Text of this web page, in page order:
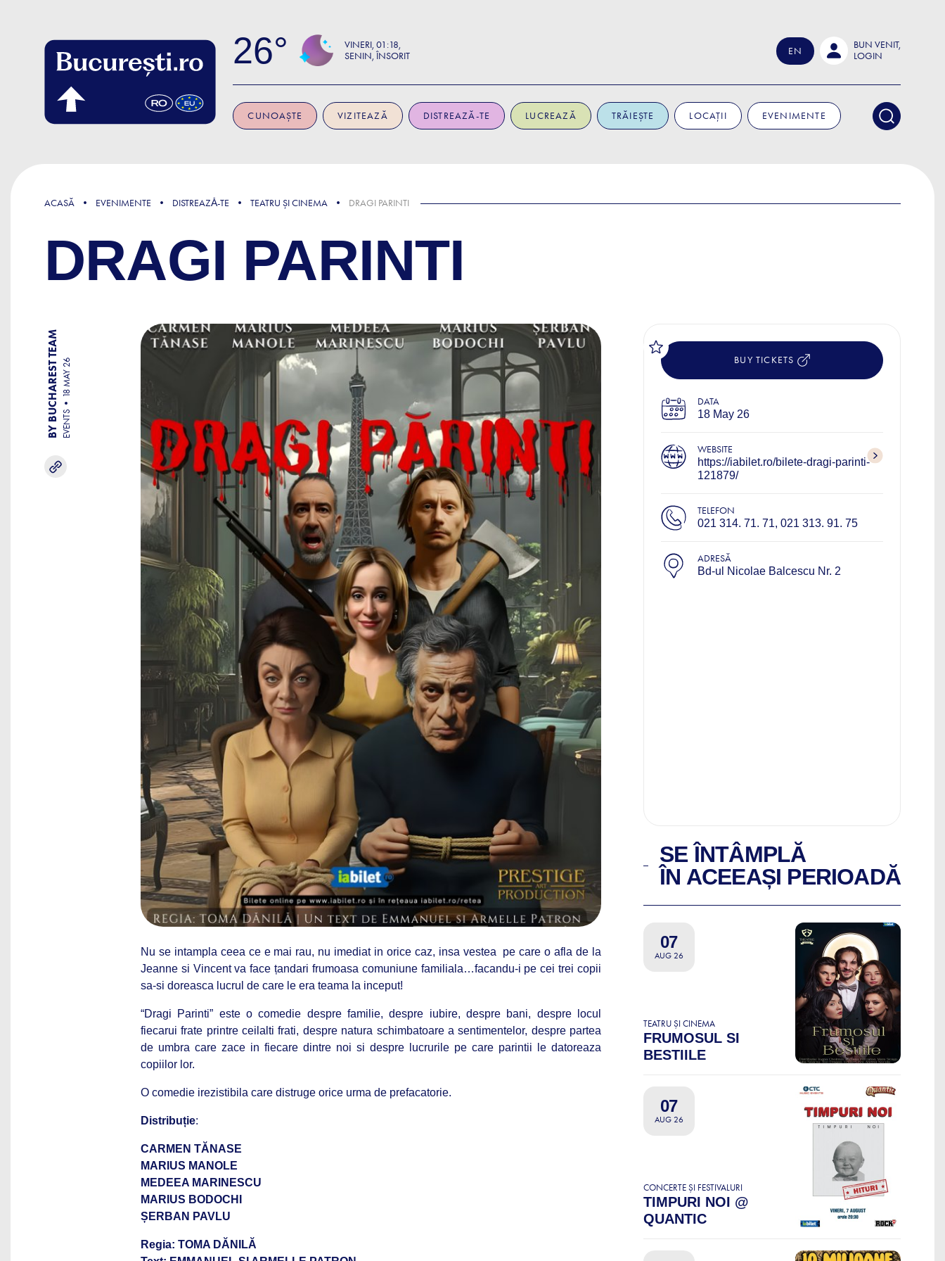
26 VINERI 01:18
SENIN, ÎNSORIT
EN
BUN VENIT,
LOGIN
CUNOAȘTE VIZITEAZĂ DISTREAZĂ-TE LUCREAZĂ TRĂIEȘTE LOCAȚII EVENIMENTE
ACASĂ EVENIMENTE DISTREAZǍ-TE TEATRU ȘI CINEMA DRAGI PARINTI
DRAGI PARINTI
BY BUCHAREST TEAM EVENTS
18 MAY 26
Nu se intampla ceea ce e mai rau, nu imediat in orice caz, insa vestea pe care o afla de la
Jeanne si Vincent va face țandari frumoasa comuniune familiala…facandu-i pe cei trei copii
sa-si doreasca lucrul de care le era teama la inceput!
“Dragi Parinti” este o comedie despre familie, despre iubire, despre bani, despre locul
fiecarui frate printre ceilalti frati, despre natura schimbatoare a sentimentelor, despre partea
de umbra care zace in fiecare dintre noi si despre lucrurile pe care parintii le datoreaza
copiilor lor.
O comedie irezistibila care distruge orice urma de prefacatorie.
Distribuție:
CARMEN TĂNASE
MARIUS MANOLE
MEDEEA MARINESCU
MARIUS BODOCHI
ȘERBAN PAVLU
Regia: TOMA DĂNILĂ
BUY TICKETS
DATA
18 May 26
WEBSITE
https://iabilet.ro/bilete-dragi-parinti-
121879/
TELEFON
021 314. 71. 71, 021 313. 91. 75
ADRESĂ
Bd-ul Nicolae Balcescu Nr. 2
SE ÎNTÂMPLĂ
ÎN ACEEAȘI PERIOADĂ
07
AUG 26
TEATRU ȘI CINEMA
FRUMOSUL SI
BESTIILE
07
AUG 26
CONCERTE ȘI FESTIVALURI
TIMPURI NOI @
QUANTIC